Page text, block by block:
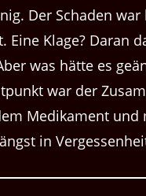
Der Schaden war
Eine Klage? Daran
was hätte es
war der
Medikament und
in